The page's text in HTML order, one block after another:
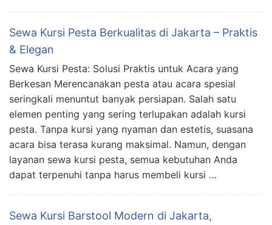
Sewa Kursi Pesta Berkualitas di Jakarta – Praktis
& Elegan
Sewa Kursi Pesta: Solusi Praktis untuk Acara yang
Berkesan Merencanakan pesta atau acara spesial
seringkali menuntut banyak persiapan. Salah satu
elemen penting yang sering terlupakan adalah kursi
pesta. Tanpa kursi yang nyaman dan estetis, suasana
acara bisa terasa kurang maksimal. Namun, dengan
layanan sewa kursi pesta, semua kebutuhan Anda
dapat terpenuhi tanpa harus membeli kursi …
Sewa Kursi Barstool Modern di Jakarta,